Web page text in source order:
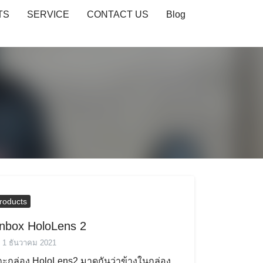
SERVICE CONTACT US Blog
HoloLens 2
1 ธันวาคม 2021
ะกล่อง HoloLens2 มาดูกันว่าข้างในกล่อง